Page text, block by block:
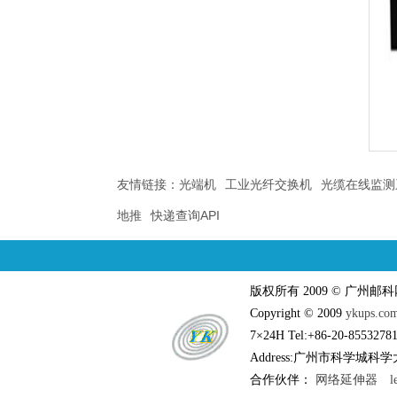
友情链接： 光端机 工业光纤交换机 光缆在线监
地推 快递查询API
版权所有 2009 © 广州邮
Copyright © 2009
7×24H Tel:+86-20-
Address:广州市科学城科学
合作伙伴：
网络延伸器